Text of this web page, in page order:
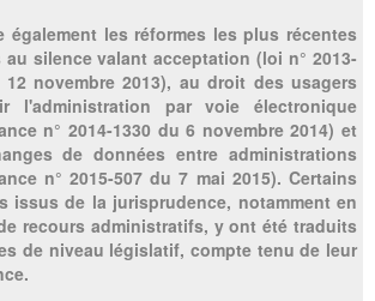
également les réformes les plus récentes
au silence valant acceptation (loi n° 2013-
12 novembre 2013), au droit des usagers
l'administration par voie électronique
n° 2014-1330 du 6 novembre 2014) et
de données entre administrations
n° 2015-507 du 7 mai 2015). Certains
issus de la jurisprudence, notamment en
recours administratifs, y ont été traduits
de niveau législatif, compte tenu de leur